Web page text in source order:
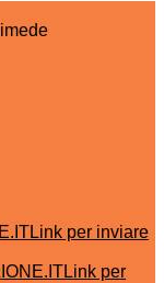
Link per inviare
Link per